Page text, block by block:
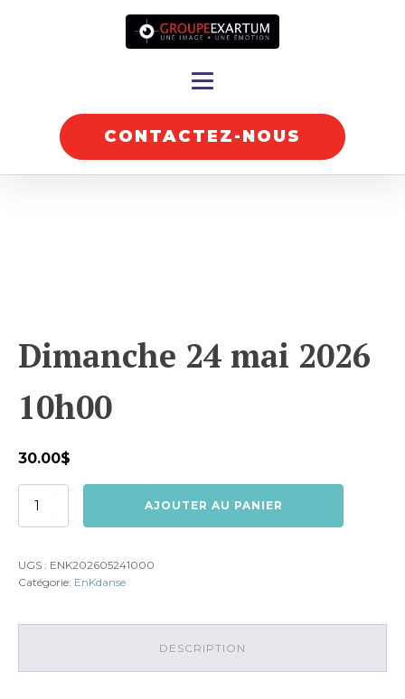
CONTACTEZ-NOUS
Dimanche 24 mai 2026
10h00
30.00$
quantité
mai
2026
AJOUTER AU PANIER
UGS : ENK202605241000
Catégorie: EnKdanse
DESCRIPTION